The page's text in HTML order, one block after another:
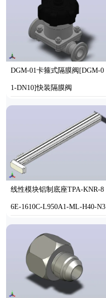
DGM-01卡箍式隔膜阀[DGM-0
1-DN10]快装隔膜阀
SOLIDWORKS
线性模块铝制底座TPA-KNR-8
6E-1610C-L950A1-ML-H40-N3
STEP